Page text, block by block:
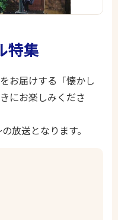
特集
お届けする「懐かし
にお楽しみくださ
放送となります。